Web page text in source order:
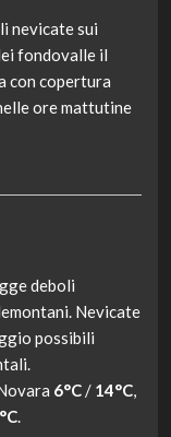
nevicate sui
fondovalle il
con copertura
ore mattutine
deboli
Nevicate
possibili
6°C/ 14°C,
.